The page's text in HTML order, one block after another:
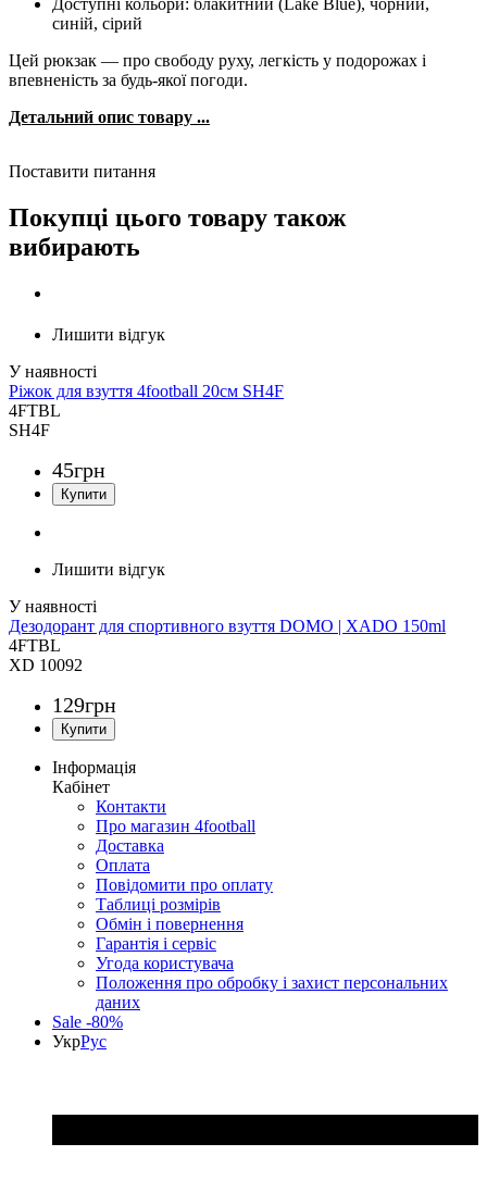
синій, сірий
Цей рюкзак — про свободу руху, легкість у подорожах і
впевненість за будь-якої погоди.
Детальний опис товару ...
Поставити питання
Покупці цього товару також
вибирають
Лишити відгук
Ріжок для взуття 4football 20см SH4F
4FTBL
SH4F
45грн
Лишити відгук
Дезодорант для спортивного взуття DOMO | XADO 150ml
4FTBL
XD 10092
129грн
Інформація
Кабінет
Контакти
Про магазин 4football
Доставка
Оплата
Повідомити про оплату
Таблиці розмірів
Обмін і повернення
Гарантія і сервіс
Угода користувача
Положення про обробку і захист персональних
даних
Sale -80%
УкрРус